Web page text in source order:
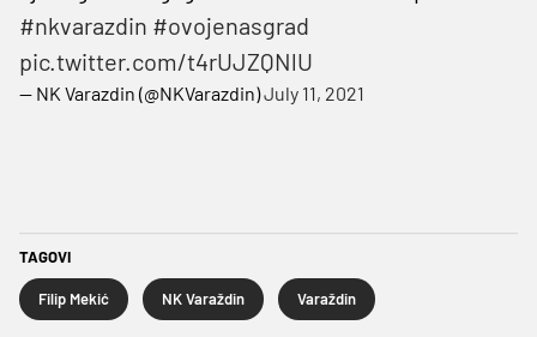
#nkvarazdin #ovojenasgrad
pic.twitter.com/t4rUJZQNlU
— NK Varazdin (@NKVarazdin)July 11, 2021
TAGOVI
Filip Mekić NK Varaždin Varaždin